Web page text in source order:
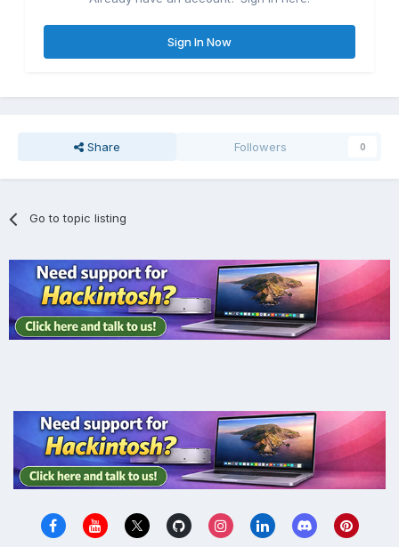
Sign In Now
Share Followers 0
Go to topic listing